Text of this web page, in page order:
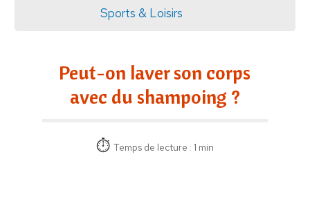
Sports & Loisirs
Peut-on laver son corps
avec du shampoing ?
Temps de lecture : 1 min